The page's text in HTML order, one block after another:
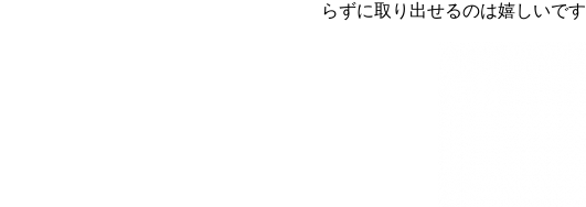
らずに取り出せるのは嬉しいです